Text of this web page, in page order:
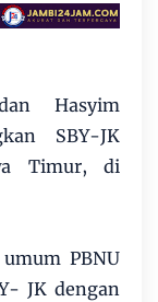
Hasyim
SBY-JK
Timur, di
PBNU
JK dengan